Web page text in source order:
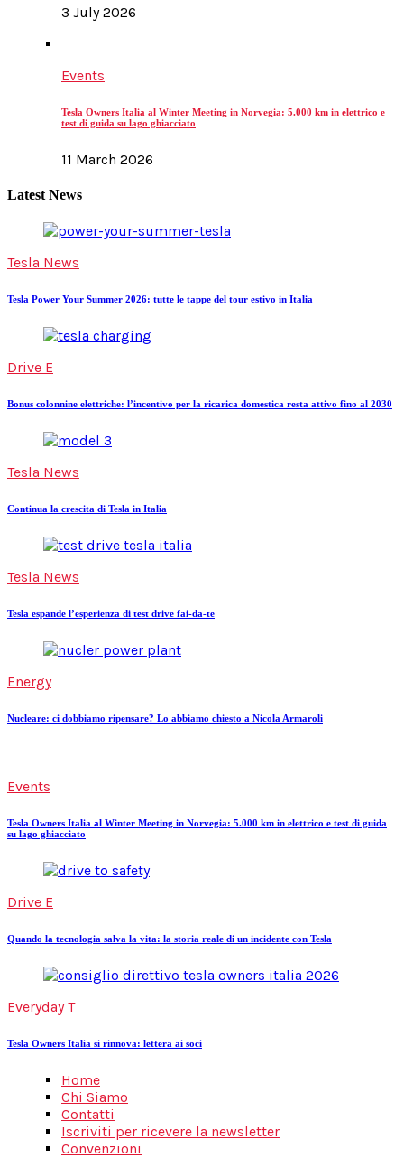
3 July 2026
Events
Tesla Owners Italia al Winter Meeting in Norvegia: 5.000 km in elettrico e
test di guida su lago ghiacciato
11 March 2026
Latest News
Tesla News
Tesla Power Your Summer 2026: tutte le tappe del tour estivo in Italia
Drive E
Bonus colonnine elettriche: l’incentivo per la ricarica domestica resta attivo fino al 2030
Tesla News
Continua la crescita di Tesla in Italia
Tesla News
Tesla espande l’esperienza di test drive fai-da-te
Energy
Nucleare: ci dobbiamo ripensare? Lo abbiamo chiesto a Nicola Armaroli
Events
Tesla Owners Italia al Winter Meeting in Norvegia: 5.000 km in elettrico e test di guida
su lago ghiacciato
Drive E
Quando la tecnologia salva la vita: la storia reale di un incidente con Tesla
Everyday T
Tesla Owners Italia si rinnova: lettera ai soci
Home
Chi Siamo
Contatti
Iscriviti per ricevere la newsletter
Convenzioni